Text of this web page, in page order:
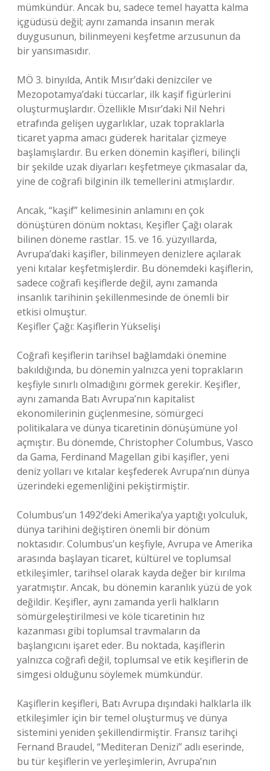
mümkündür. Ancak bu, sadece temel hayatta kalma
içgüdüsü değil; aynı zamanda insanın merak
duygusunun, bilinmeyeni keşfetme arzusunun da
bir yansımasıdır.
MÖ 3. binyılda, Antik Mısır’daki denizciler ve
Mezopotamya’daki tüccarlar, ilk kaşif figürlerini
oluşturmuşlardır. Özellikle Mısır’daki Nil Nehri
etrafında gelişen uygarlıklar, uzak topraklarla
ticaret yapma amacı güderek haritalar çizmeye
başlamışlardır. Bu erken dönemin kaşifleri, bilinçli
bir şekilde uzak diyarları keşfetmeye çıkmasalar da,
yine de coğrafi bilginin ilk temellerini atmışlardır.
Ancak, “kaşif” kelimesinin anlamını en çok
dönüştüren dönüm noktası, Keşifler Çağı olarak
bilinen döneme rastlar. 15. ve 16. yüzyıllarda,
Avrupa’daki kaşifler, bilinmeyen denizlere açılarak
yeni kıtalar keşfetmişlerdir. Bu dönemdeki kaşiflerin,
sadece coğrafi keşiflerde değil, aynı zamanda
insanlık tarihinin şekillenmesinde de önemli bir
etkisi olmuştur.
Keşifler Çağı: Kaşiflerin Yükselişi
Coğrafi keşiflerin tarihsel bağlamdaki önemine
bakıldığında, bu dönemin yalnızca yeni toprakların
keşfiyle sınırlı olmadığını görmek gerekir. Keşifler,
aynı zamanda Batı Avrupa’nın kapitalist
ekonomilerinin güçlenmesine, sömürgeci
politikalara ve dünya ticaretinin dönüşümüne yol
açmıştır. Bu dönemde, Christopher Columbus, Vasco
da Gama, Ferdinand Magellan gibi kaşifler, yeni
deniz yolları ve kıtalar keşfederek Avrupa’nın dünya
üzerindeki egemenliğini pekiştirmiştir.
Columbus’un 1492’deki Amerika’ya yaptığı yolculuk,
dünya tarihini değiştiren önemli bir dönüm
noktasıdır. Columbus’un keşfiyle, Avrupa ve Amerika
arasında başlayan ticaret, kültürel ve toplumsal
etkileşimler, tarihsel olarak kayda değer bir kırılma
yaratmıştır. Ancak, bu dönemin karanlık yüzü de yok
değildir. Keşifler, aynı zamanda yerli halkların
sömürgeleştirilmesi ve köle ticaretinin hız
kazanması gibi toplumsal travmaların da
başlangıcını işaret eder. Bu noktada, kaşiflerin
yalnızca coğrafi değil, toplumsal ve etik keşiflerin de
simgesi olduğunu söylemek mümkündür.
Kaşiflerin keşifleri, Batı Avrupa dışındaki halklarla ilk
etkileşimler için bir temel oluşturmuş ve dünya
sistemini yeniden şekillendirmiştir. Fransız tarihçi
Fernand Braudel, “Mediteran Denizi” adlı eserinde,
bu tür keşiflerin ve yerleşimlerin, Avrupa’nın